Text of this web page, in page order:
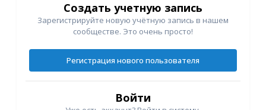
Создать учетную запись
Зарегистрируйте новую учётную запись в нашем
сообществе. Это очень просто!
Регистрация нового пользователя
Войти